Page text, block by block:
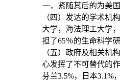
一，紧随其后的为美
（四）发达的学术机
大学，海法理工大学
担了65％的生命科学研
（五）政府及相关机
心发挥了不可替代的
芬兰3.5%，日本3.1%